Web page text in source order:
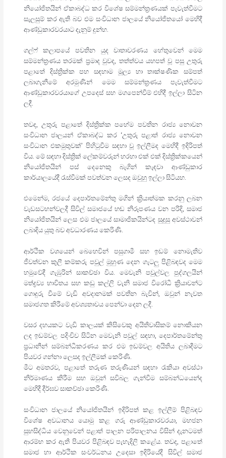
නියෝජිතයින් ඒකාබද්ධ කර විශේෂ සම්මන්ත්‍රණයක් පැවැත්වීමට
සැලසුම් කර ඇති බව එම සංවිධාන ජාලයේ නියෝජිතයෝ මෙහිදී
ආණ්ඩුකාරවරයාට දැනුම් දුන්හ.
ගල්ෆ් කලාපයේ පවතින යුද වාතාවරණය හේතුවෙන් මෙම
සම්මන්ත්‍රණය තරමක් ප්‍රමාද වුවද, තත්ත්වය යහපත් වූ පසු උතුරු
පළාතේ දිස්ත්‍රික්ක පහ සඳහාම මූල්‍ය හා තාක්ෂණික සම්පත්
ලබාගැනීමේ අරමුණින් මෙම සම්මන්ත්‍රණය පැවැත්වීමට
ආණ්ඩුකාරවරයාගේ උපදෙස් සහ මගපෙන්වීම් එහිදී ඉල්ලා සිටින
ලදී.
තවද, උතුරු පළාතේ දිස්ත්‍රික්ක පහේම පවතින රාජ්‍ය නොවන
සංවිධාන ජාලයන් ඒකාබද්ධ කර ‘උතුරු පළාත් රාජ්‍ය නොවන
සංවිධාන එකමුතුවක්’ පිහිටුවීම සඳහා වූ ඉල්ලීමද මෙහිදී ඉදිරිපත්
විය. මේ සඳහා දිස්ත්‍රික් ලේකම්වරුන් හරහා එක් එක් දිස්ත්‍රික්කයෙන්
නියෝජිතයින් පස් දෙනෙකු බැගින් කැඳවා ආණ්ඩුකාර
කාර්යාලයේදී රැස්වීමක් පවත්වන ලෙසද ඔවුහු ඉල්ලා සිටියහ.
එමෙන්ම, රජයේ දෙපාර්තමේන්තු මගින් ක්‍රියාත්මක කරනු ලබන
වැඩසටහන්වලදී සිවිල් සමාජයේ හඬ නිරූපණය වන පරිදි, සමාජ
නියෝජිතයින් ලෙස එම ජාලයේ සාමාජිකයින්ටද සුදුසු අවස්ථාවන්
ලබාදිය යුතු බව අවධාරණය කෙරිණි.
ආර්ථික වශයෙන් බෙහෙවින් පසුගාමී සහ ඉඩම් නොමැතිව
ජීවත්වන කුලී කම්කරු පවුල් මුහුණ දෙන ගැටලු පිළිබඳවද මෙම
හමුවේදී ගැඹුරින් සාකච්ඡා විය. මෙවැනි පවුල්වල පුද්ගලයින්
මත්ද්‍රව්‍ය භාවිතය සහ කඩු කල්ලි වැනි සමාජ විරෝධී ක්‍රියාවන්ට
ගොදුරු වීමේ වැඩි අවදානමක් පවතින බැවින්, ඔවුන් නැවත
සමාජගත කිරීමේ අවශ්‍යතාවය පෙන්වා දෙන ලදී.
වසර දහයකට වැඩි කාලයක් කිසිවෙකු අයිතිවාසිකම් නොකියන
ලද ඉඩම්වල පදිංචිව සිටින මෙවැනි පවුල් සඳහා, දෙපාර්තමේන්තු
ප්‍රධානීන් සම්බන්ධීකරණය කර එම ඉඩම්වල අයිතිය ලබාදීමට
පියවර ගන්නා ලෙසද ඉල්ලීමක් කෙරිණි.
මීට අමතරව, පළාතේ තරුණ තරුණියන් සඳහා රැකියා අවස්ථා
නිර්මාණය කිරීම සහ ඔවුන් සවිබල ගැන්වීම සම්බන්ධයෙන්ද
මෙහිදී දීර්ඝව සාකච්ඡා කෙරිණි.
සංවිධාන ජාලයේ නියෝජිතයින් ඉදිරිපත් කළ ඉල්ලීම් පිළිබඳව
විශේෂ අවධානය යොමු කළ ගරු ආණ්ඩුකාරවරයා, මහජන
සුභසිද්ධිය වෙනුවෙන් පළාත් පාලන පරිපාලනය විසින් දැනටමත්
ආරම්භ කර ඇති පියවර පිළිබඳව පැහැදිලි කළේය. තවද, පළාතේ
සමාජ හා ආර්ථික සංවර්ධනය උදෙසා ඉදිරියේදී සිවිල් සමාජ